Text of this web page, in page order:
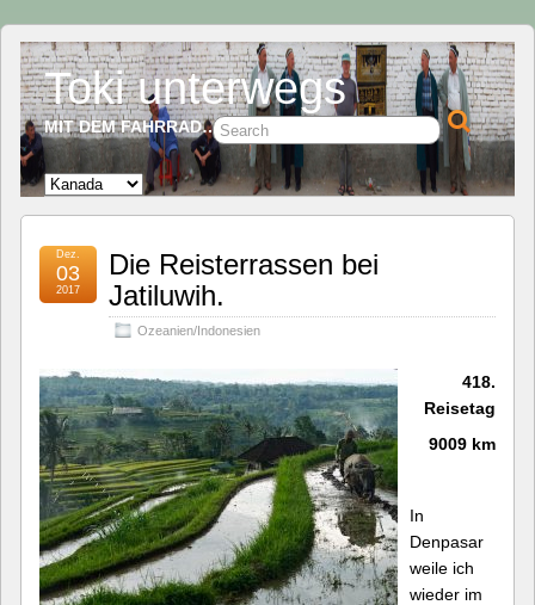
Toki unterwegs
MIT DEM FAHRRAD…
Die Reisterrassen bei
Jatiluwih.
Ozeanien/Indonesien
Dez.
03
2017
418.
Reisetag
9009 km
In
Denpasar
weile ich
wieder im